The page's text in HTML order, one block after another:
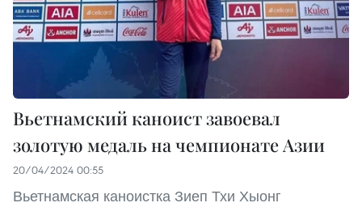
Вьетнамский каноист завоевал
золотую медаль на чемпионате Азии
20/04/2024 00:55
Вьетнамская каноистка Зиеп Тхи Хыонг